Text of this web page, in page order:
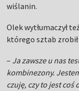
wiślanin.
Olek wytłumaczył
którego sztab
– Ja zawsze u nas
kombinezony.
czuję, czy to jest coś